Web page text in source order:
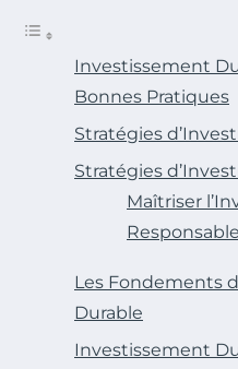
Investissement
Bonnes Pratiques
Stratégies
Stratégies
Maîtriser
Les Fondements
Durable
Investissement